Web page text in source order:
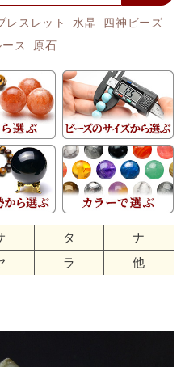
レスレット 水晶
四神ビーズ
ース 原石
タ
ナ
ラ 他